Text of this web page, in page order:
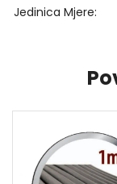
Jedinica Mjere